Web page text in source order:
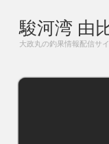
駿河湾 由
大政丸の釣果情報配信サイ